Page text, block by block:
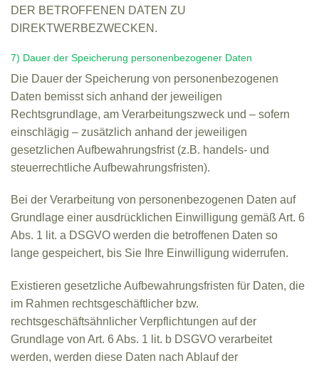
DER BETROFFENEN DATEN ZU
DIREKTWERBEZWECKEN.
7) Dauer der Speicherung personenbezogener Daten
Die Dauer der Speicherung von personenbezogenen
Daten bemisst sich anhand der jeweiligen
Rechtsgrundlage, am Verarbeitungszweck und – sofern
einschlägig – zusätzlich anhand der jeweiligen
gesetzlichen Aufbewahrungsfrist (z.B. handels- und
steuerrechtliche Aufbewahrungsfristen).
Bei der Verarbeitung von personenbezogenen Daten auf
Grundlage einer ausdrücklichen Einwilligung gemäß Art. 6
Abs. 1 lit. a DSGVO werden die betroffenen Daten so
lange gespeichert, bis Sie Ihre Einwilligung widerrufen.
Existieren gesetzliche Aufbewahrungsfristen für Daten, die
im Rahmen rechtsgeschäftlicher bzw.
rechtsgeschäftsähnlicher Verpflichtungen auf der
Grundlage von Art. 6 Abs. 1 lit. b DSGVO verarbeitet
werden, werden diese Daten nach Ablauf der